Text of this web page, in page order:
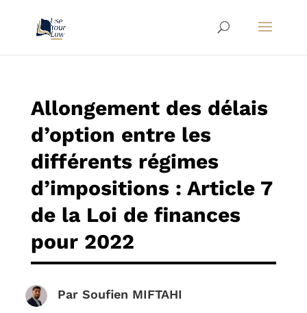
Allongement des délais
d’option entre les
différents régimes
d’impositions : Article 7
de la Loi de finances
pour 2022
Par Soufien MIFTAHI